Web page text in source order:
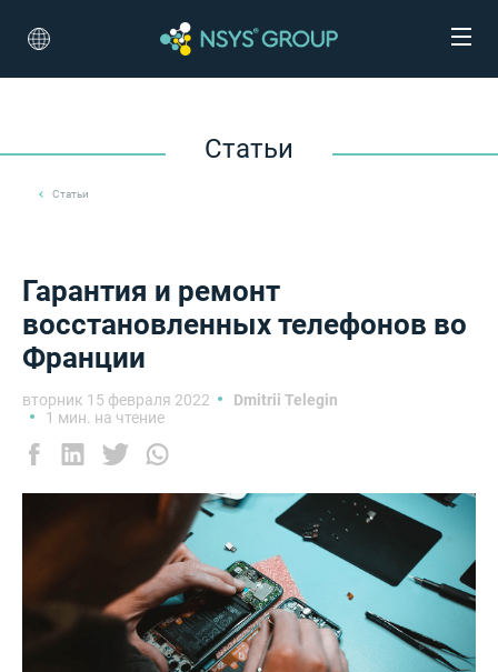
Статьи
Статьи
Гарантия и ремонт
восстановленных телефонов во
Франции
вторник 15 февраля 2022
Dmitrii Telegin
1 мин. на чтение